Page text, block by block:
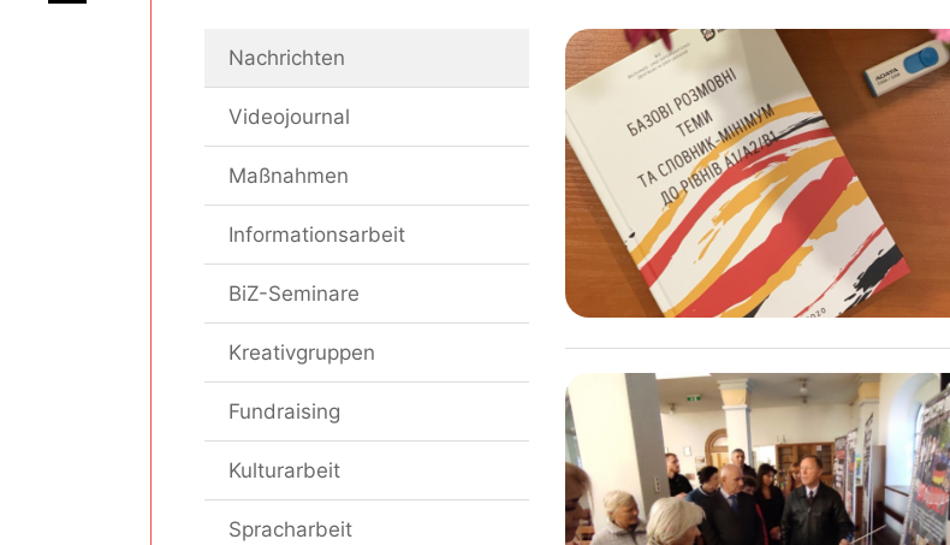
Nachrichten
Videojournal
Maßnahmen
Informationsarbeit
BiZ-Seminare
Kreativgruppen
Fundraising
Kulturarbeit
Spracharbeit